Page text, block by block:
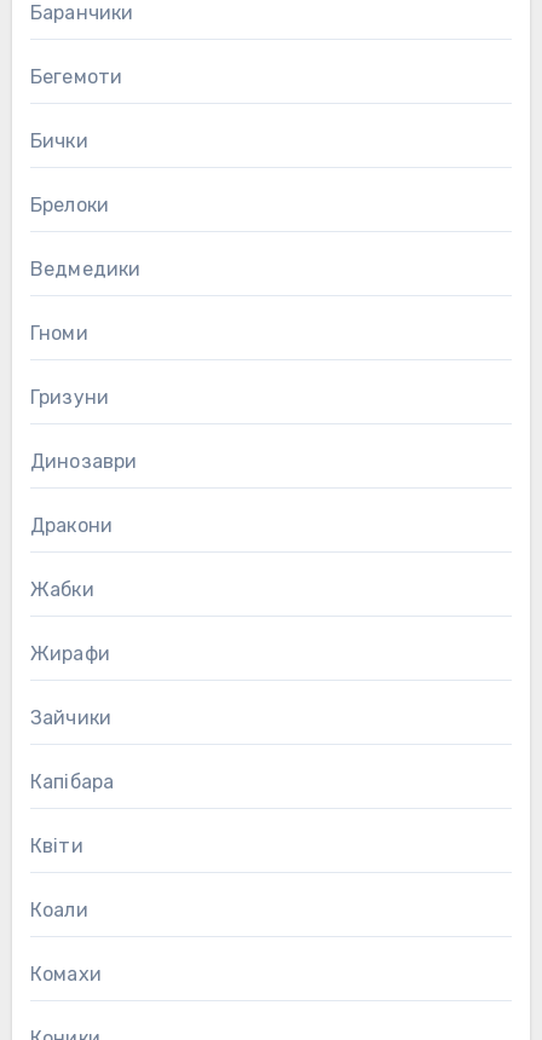
Баранчики
Бегемоти
Бички
Брелоки
Ведмедики
Гноми
Гризуни
Динозаври
Дракони
Жабки
Жирафи
Зайчики
Капібара
Квіти
Коали
Комахи